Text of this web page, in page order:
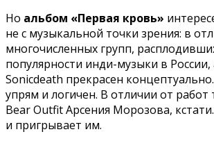
Но альбом «Первая кровь»
не с музыкальной точки зрения: в
многочисленных групп,
популярности инди-музыки в
Sonicdeath прекрасен
упрям и логичен. В отличии от работ
Bear Outfit Арсения Морозова,
и пригрывает им.